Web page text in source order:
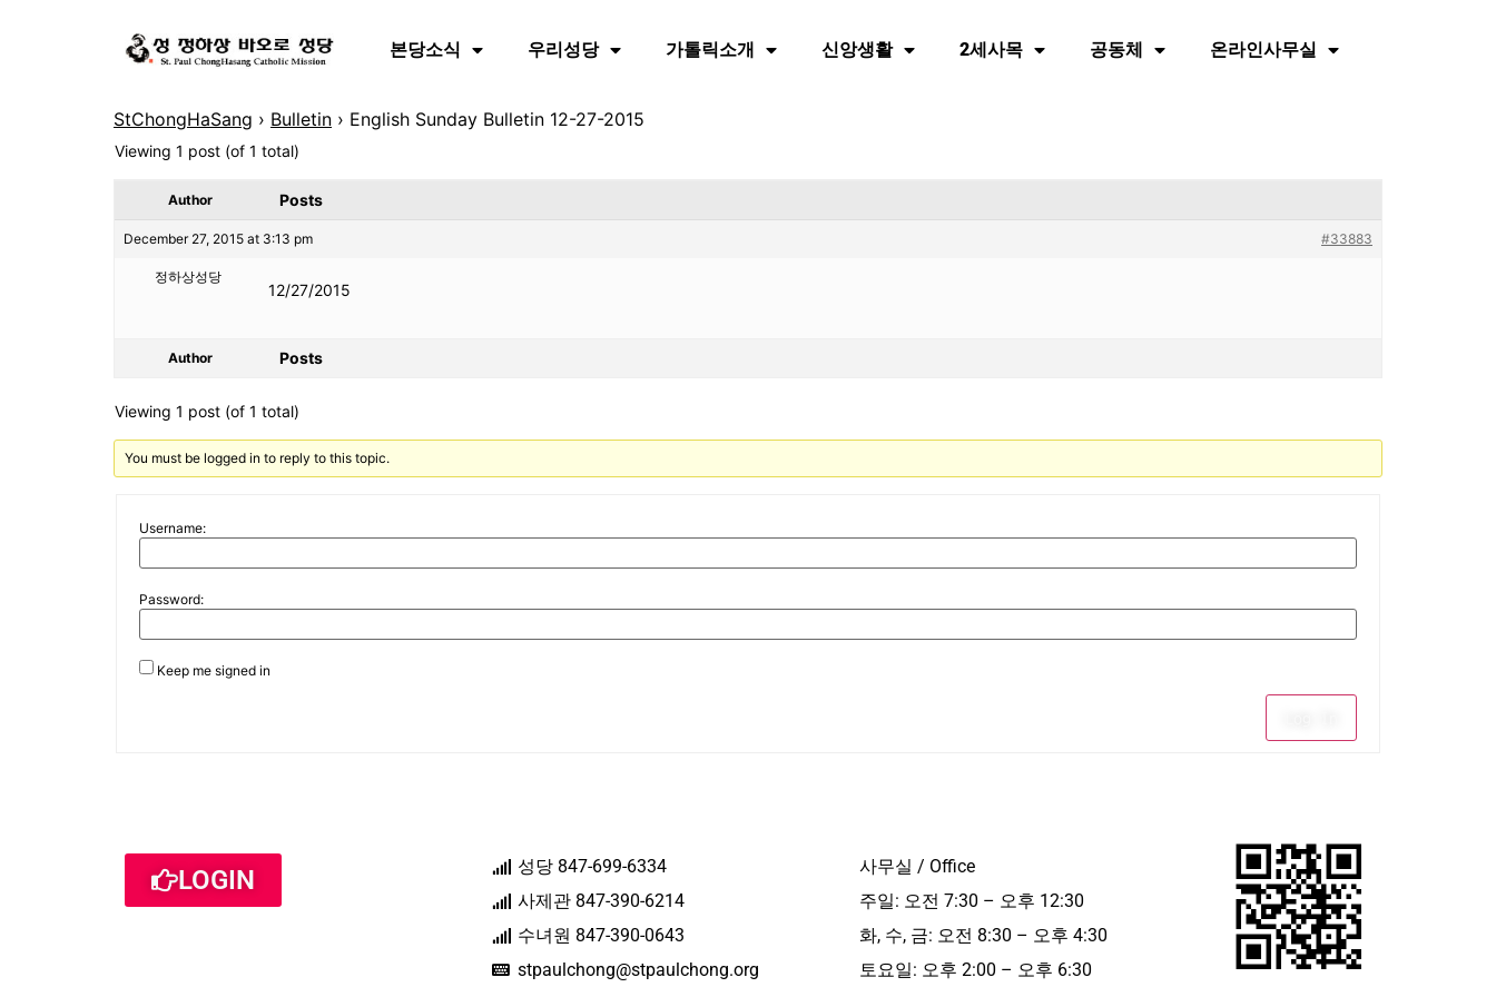
본당소식 우리성당 가톨릭소개 신앙생활 2세사목 공동체 온라인사무실
StChongHaSang › Bulletin › English Sunday Bulletin 12-27-2015
Viewing 1 post (of 1 total)
Author Posts
December 27, 2015 at 3:13 pm #33883
정하상성당
12/27/2015
Author Posts
Viewing 1 post (of 1 total)
You must be logged in to reply to this topic.
Username:
Password:
Keep me signed in
LOGIN
성당 847-699-6334
사제관 847-390-6214
수녀원 847-390-0643
stpaulchong@stpaulchong.org
사무실 / Office
주일: 오전 7:30 – 오후 12:30
화, 수, 금: 오전 8:30 – 오후 4:30
토요일: 오후 2:00 – 오후 6:30